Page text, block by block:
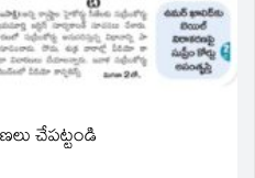
చేపట్టండి